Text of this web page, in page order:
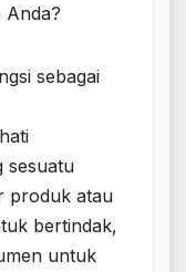
Anda?
sebagai
sesuatu
produk atau
bertindak,
untuk